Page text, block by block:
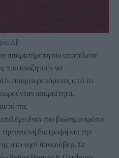
AP
απαρατήρητη και αποτέλεσε
που αναζητούν να
απομακρυνόμενες από τα
απαραίτητα.
της
έναν πιο βιώσιμο τρόπο
υγιεινή διατροφή και την
στο νησί Βανκούβερ. Σε